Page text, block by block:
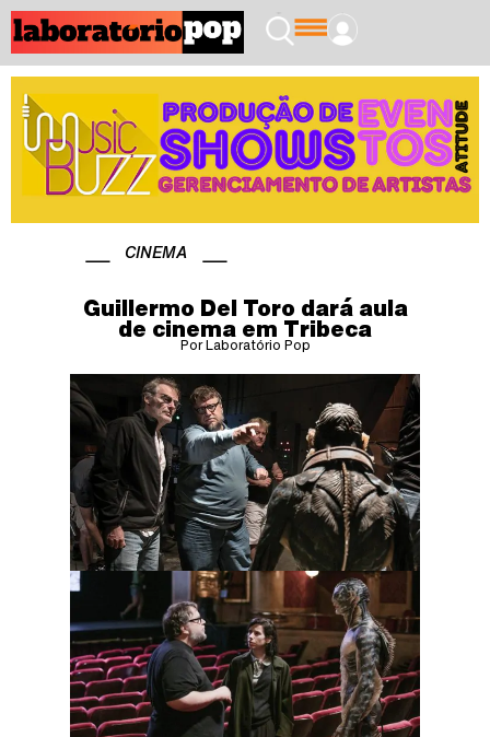
CINEMA
Guillermo Del Toro dará aula
de cinema em Tribeca
Por Laboratório Pop